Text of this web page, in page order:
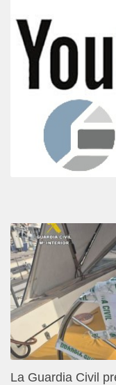
La Guardia Civil